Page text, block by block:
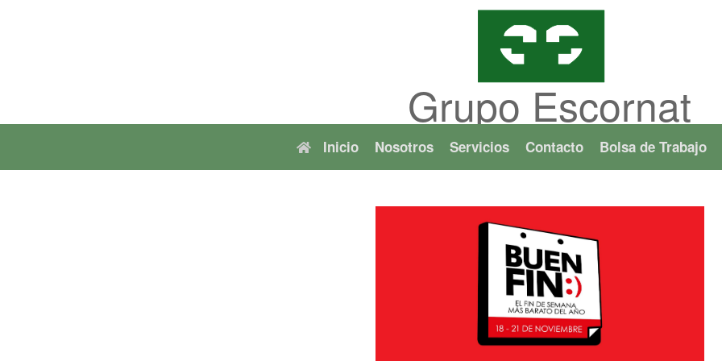
Grupo Escornat
Inicio Nosotros Servicios Contacto Bolsa de Trabajo